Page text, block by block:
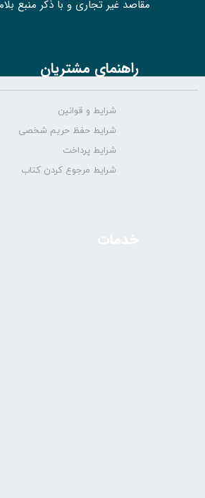
مقاصد غیر تجاری و با ذکر منبع
راهنمای مشتریان
شرایط و قوانین
شرایط حفظ حریم شخصی
شرایط پرداخت
شرایط مرجوع کردن کتاب